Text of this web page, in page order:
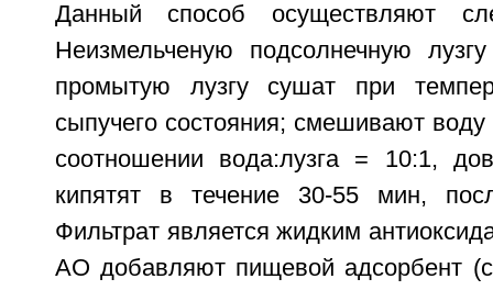
Данный способ осуществляют
Неизмельченую подсолнечную
промытую лузгу сушат при
сыпучего состояния; смешивают
соотношении вода:лузга = 10:1,
кипятят в течение 30-55 мин,
Фильтрат является жидким
АО добавляют пищевой адсорбент